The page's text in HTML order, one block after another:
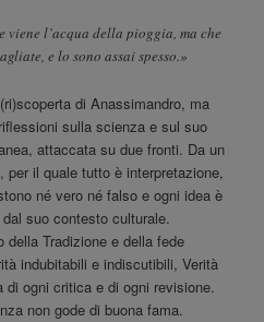
viene l’acqua della pioggia, ma che
e lo sono assai spesso.»
di Anassimandro, ma
sulla scienza e sul suo
attaccata su due fronti. Da un
per il quale tutto è interpretazione,
né vero né falso e ogni idea è
suo contesto culturale.
della Tradizione e della fede
indubitabili e indiscutibili, Verità
ogni critica e di ogni revisione.
non gode di buona fama.